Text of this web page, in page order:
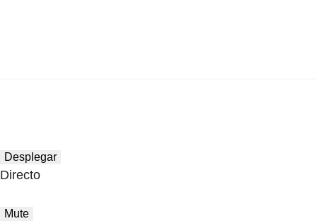
Desplegar
Directo
Mute